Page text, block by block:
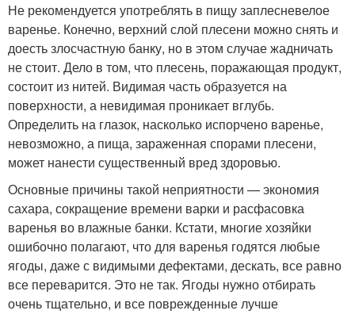
Не рекомендуется употреблять в пищу заплесневелое
варенье. Конечно, верхний слой плесени можно снять и
доесть злосчастную банку, но в этом случае жадничать
не стоит. Дело в том, что плесень, поражающая продукт,
состоит из нитей. Видимая часть образуется на
поверхности, а невидимая проникает вглубь.
Определить на глазок, насколько испорчено варенье,
невозможно, а пища, зараженная спорами плесени,
может нанести существенный вред здоровью.
Основные причины такой неприятности — экономия
сахара, сокращение времени варки и расфасовка
варенья во влажные банки. Кстати, многие хозяйки
ошибочно полагают, что для варенья годятся любые
ягоды, даже с видимыми дефектами, дескать, все равно
все переварится. Это не так. Ягоды нужно отбирать
очень тщательно, и все поврежденные лучше